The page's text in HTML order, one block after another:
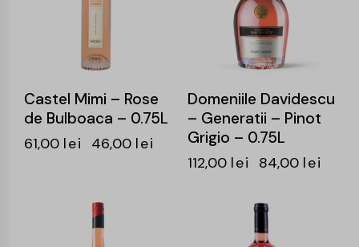
Castel Mimi – Rose
de Bulboaca – 0.75L
61,00 lei 46,00 lei
Domeniile Davidescu
– Generatii – Pinot
Grigio – 0.75L
112,00 lei 84,00 lei